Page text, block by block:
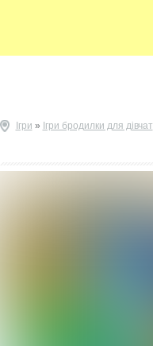
Ігри » Ігри бродилки для дівчат